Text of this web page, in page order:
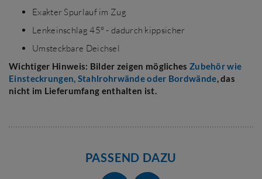
Exakter Spurlauf im Zug
Lenkeinschlag 45° - dadurch kippsicher
Umsteckbare Deichsel
Wichtiger Hinweis: Bilder zeigen mögliches Zubehör wie
Einsteckrungen, Stahlrohrwände oder Bordwände, das
nicht im Lieferumfang enthalten ist.
PASSEND DAZU